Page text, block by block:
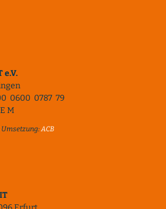
e.V.
0600 0787 79
M
Umsetzung:ACB